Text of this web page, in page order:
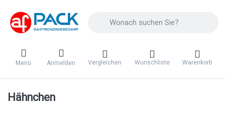
Menü Anmelden Vergleichen Wunschliste Warenkorb
Hähnchen